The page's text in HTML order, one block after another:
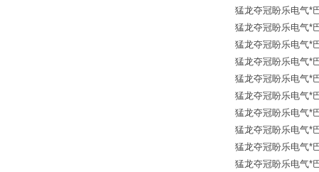
猛龙夺冠盼乐电气*
猛龙夺冠盼乐电气*
猛龙夺冠盼乐电气*
猛龙夺冠盼乐电气*
猛龙夺冠盼乐电气*
猛龙夺冠盼乐电气*
猛龙夺冠盼乐电气*
猛龙夺冠盼乐电气*
猛龙夺冠盼乐电气*
猛龙夺冠盼乐电气*